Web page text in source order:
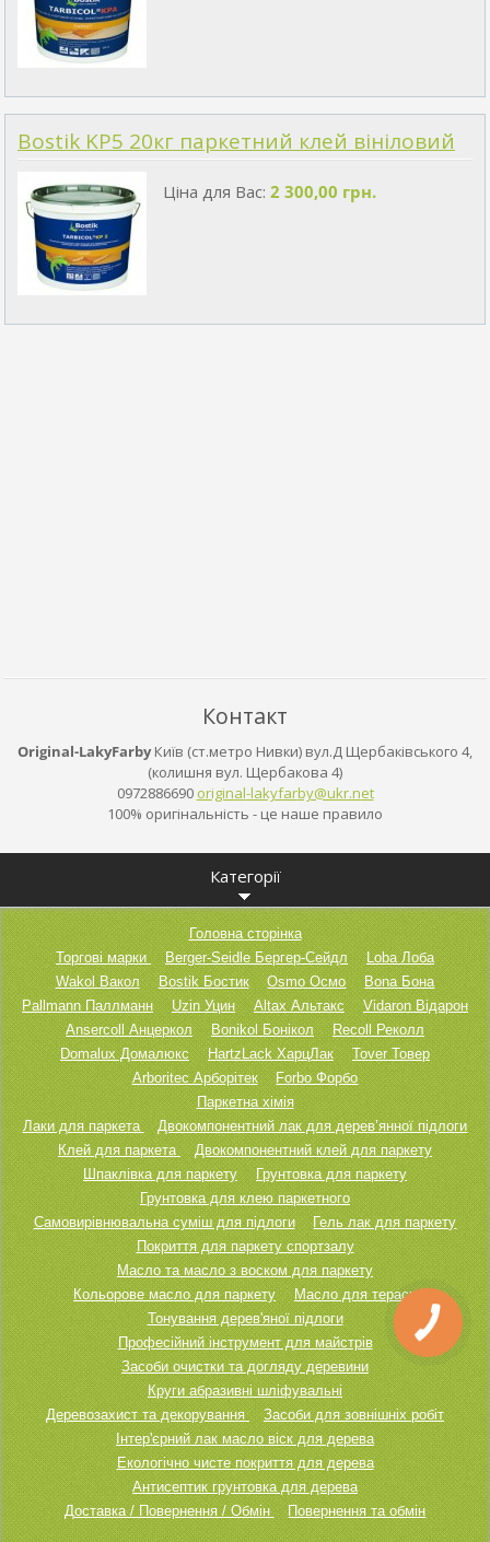
Bostik KP5 20кг паркетний клей вініловий
Ціна для Вас: 2 300,00 грн.
Контакт
Original-LakyFarby Київ (ст.метро Нивки) вул.Д Щербаківського 4,
(колишня вул. Щербакова 4)
0972886690 original-lakyfarby@ukr.net
100% оригінальність - це наше правило
Категорії
Головна сторінка
Торгові марки
Berger-Seidle Бергер-Сейдл
Loba Лоба
Wakol Вакол
Bostik Бостик Osmo Осмо
Bona Бона
Pallmann Паллманн
Uzin Уцин Altax Альтакс
Vidaron Відарон
Ansercoll Анцеркол
Bonikol Бонікол
Recoll Реколл
Domalux Домалюкс
HartzLack ХарцЛак
Tover Товер
Arboritec Арборітек
Forbo Форбо
Паркетна хімія
Лаки для паркета
Двокомпонентний лак для дерев’янної підлоги
Клей для паркета
Двокомпонентний клей для паркету
Шпаклівка для паркету
Грунтовка для паркету
Грунтовка для клею паркетного
Самовирівнювальна суміш для підлоги
Гель лак для паркету
Покриття для паркету спортзалу
Масло та масло з воском для паркету
Кольорове масло для паркету
Масло для тераси
Тонування дерев'яної підлоги
Професійний інструмент для майстрів
Засоби очистки та догляду деревини
Круги абразивні шліфувальні
Деревозахист та декорування
Засоби для зовнішніх робіт
Інтер'єрний лак масло віск для дерева
Екологічно чисте покриття для дерева
Антисептик грунтовка для дерева
Доставка / Повернення / Обмін
Повернення та обмін